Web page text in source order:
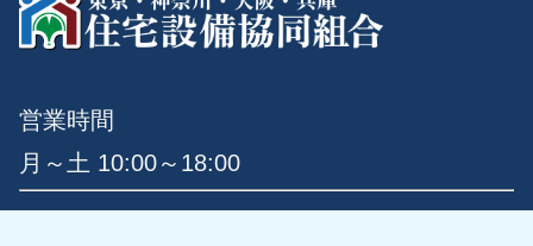
営業時間
月～土 10:00～18:00